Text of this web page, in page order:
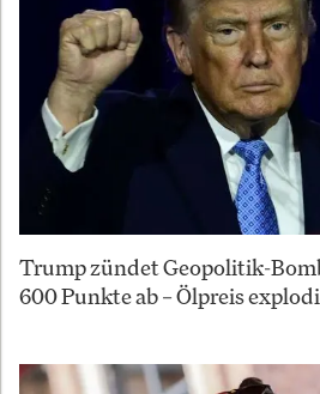
Trump zündet Geopolitik-
600 Punkte ab – Ölpreis